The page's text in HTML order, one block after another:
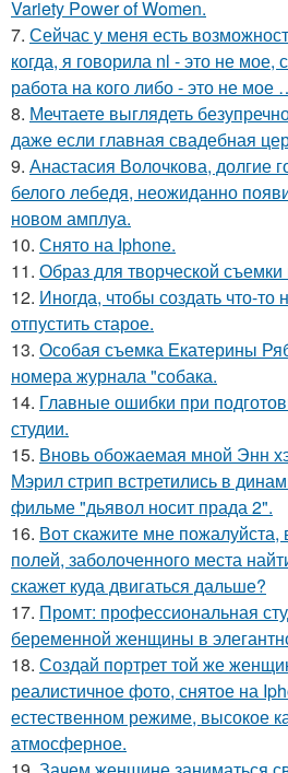
Variety Power of Women.
7. Сейчас у меня есть
когда, я говорила nl - это не
работа на кого либо - это не мое
8. Мечтаете выглядеть
даже если главная свадебная
9. Анастасия Волочкова, долгие
белого лебедя, неожиданно
новом амплуа.
10. Снято на Iphone.
11. Образ для творческой съемки
12. Иногда, чтобы создать что-то
отпустить старое.
13. Особая съемка Екатерины
номера журнала "собака.
14. Главные ошибки при
студии.
15. Вновь обожаемая мной Энн
Мэрил стрип встретились в
фильме "дьявол носит прада 2".
16. Вот скажите мне
полей, заболоченного места
скажет куда двигаться дальше?
17. Промт: профессиональная
беременной женщины в
18. Создай портрет той же
реалистичное фото, снятое на
естественном режиме, высокое
атмосферное.